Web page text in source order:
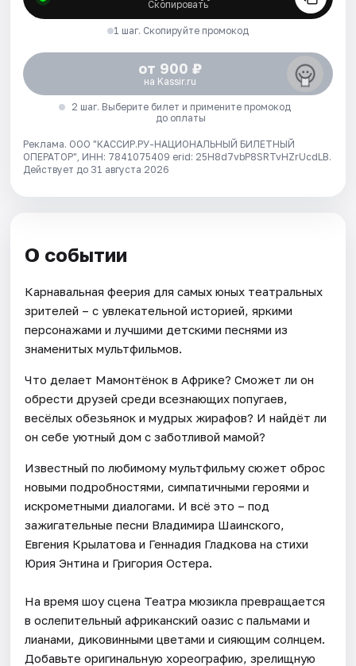
Скопировать
1 шаг. Скопируйте промокод
от 900 ₽
на Kassir.ru
2 шаг. Выберите билет и примените промокод
до оплаты
Реклама. ООО "КАССИР.РУ-НАЦИОНАЛЬНЫЙ БИЛЕТНЫЙ
ОПЕРАТОР", ИНН: 7841075409 erid: 25H8d7vbP8SRTvHZrUcdLB.
Действует до 31 августа 2026
О событии
Карнавальная феерия для самых юных театральных
зрителей – с увлекательной историей, яркими
персонажами и лучшими детскими песнями из
знаменитых мультфильмов.
Что делает Мамонтёнок в Африке? Сможет ли он
обрести друзей среди всезнающих попугаев,
весёлых обезьянок и мудрых жирафов? И найдёт ли
он себе уютный дом с заботливой мамой?
Известный по любимому мультфильму сюжет оброс
новыми подробностями, симпатичными героями и
искрометными диалогами. И всё это – под
зажигательные песни Владимира Шаинского,
Евгения Крылатова и Геннадия Гладкова на стихи
Юрия Энтина и Григория Остера.
На время шоу сцена Театра мюзикла превращается
в ослепительный африканский оазис с пальмами и
лианами, диковинными цветами и сияющим солнцем.
Добавьте оригинальную хореографию, зрелищную